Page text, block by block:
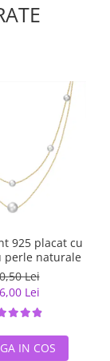
925 placat cu
perle naturale
Lei
Lei
IN COS